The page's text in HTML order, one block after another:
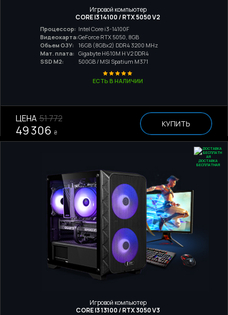
Игровой компьютер
CORE I3 14100 / RTX 5050 V2
Процессор: Intel Core i3-14100F
Видеокарта:GeForce RTX 5050, 8GB
Обьем ОЗУ:
16GB (8GBx2) DDR4 3200 MHz
Мат. плата:
Gigabyte H610M H V2 DDR4
SSD M2:
500GB / MSI Spatium M371
ЕСТЬ В НАЛИЧИИ
ЦЕНА 51 772
49 306 ₴
КУПИТЬ
ДОСТАВКА
БЕСПЛАТНАЯ
Игровой компьютер
CORE I3 13100 / RTX 3050 V3